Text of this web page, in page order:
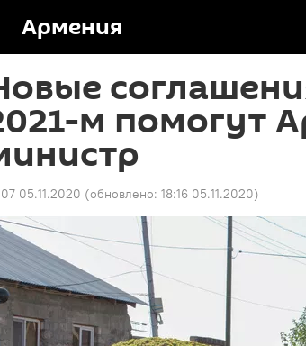
Армения
м помогут
05.11.2020 (обновлено: 18:16 05.11.2020)